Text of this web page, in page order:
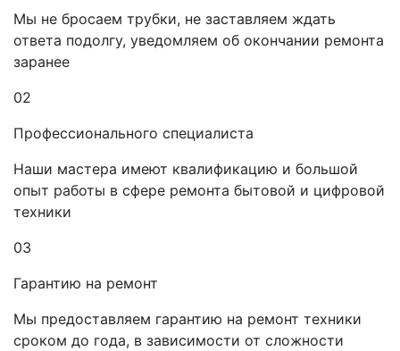
Мы не бросаем трубки, не заставляем ждать
ответа подолгу, уведомляем об окончании ремонта
заранее
02
Профессионального специалиста
Наши мастера имеют квалификацию и большой
опыт работы в сфере ремонта бытовой и цифровой
техники
03
Гарантию на ремонт
Мы предоставляем гарантию на ремонт техники
сроком до года, в зависимости от сложности